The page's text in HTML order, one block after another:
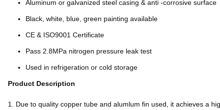
Aluminum or galvanized steel casing & anti -corrosive surface
Black, white, blue, green painting available
CE & ISO9001 Certificate
Pass 2.8MPa nitrogen pressure leak test
Used in refrigeration or cold storage
Product Description
1. Due to quality copper tube and alumlum fin used, it achieves a